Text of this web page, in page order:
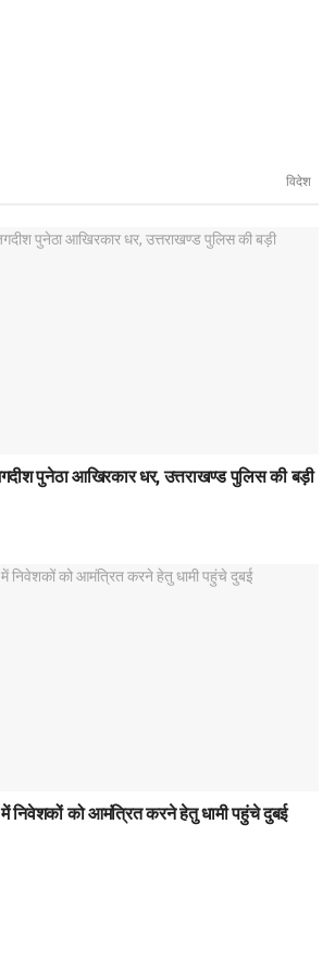
विदेश
पुनेठा आखिरकार धर, उत्तराखण्ड पुलिस की बड़ी
में निवेशकों को आमंत्रित करने हेतु धामी पहुंचे दुबई